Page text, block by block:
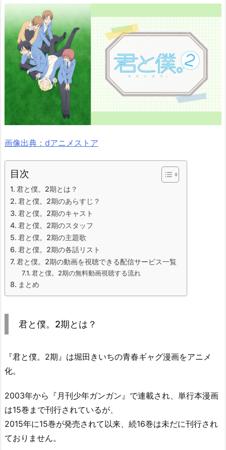
画像出典：dアニメストア
目次
君と僕。2期とは？
君と僕。2期のあらすじ？
君と僕。2期のキャスト
君と僕。2期のスタッフ
君と僕。2期の主題歌
君と僕。2期の各話リスト
君と僕。2期の動画を視聴できる配信サービス一覧
君と僕。2期の無料動画視聴する流れ
まとめ
君と僕。2期とは？
『君と僕。2期』は堀田きいちの青春ギャグ漫画をアニメ
化。
2003年から『月刊少年ガンガン』で連載され、単行本漫画
は15巻まで刊行されているが、
2015年に15巻が発売されて以来、続16巻は未だに刊行され
ておりません。